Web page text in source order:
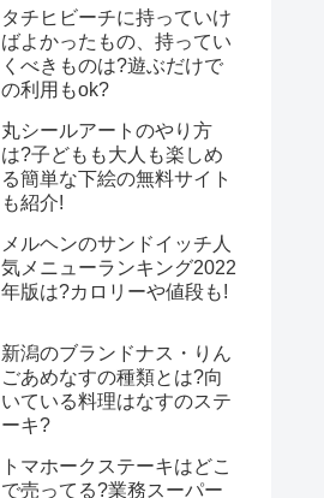
タチヒビーチに持っていけ
ばよかったもの、持ってい
くべきものは?遊ぶだけで
の利用もok?
丸シールアートのやり方
は?子どもも大人も楽しめ
る簡単な下絵の無料サイト
も紹介!
メルヘンのサンドイッチ人
気メニューランキング2022
年版は?カロリーや値段も!
新潟のブランドナス・りん
ごあめなすの種類とは?向
いている料理はなすのステ
ーキ?
トマホークステーキはどこ
で売ってる?業務スーパー